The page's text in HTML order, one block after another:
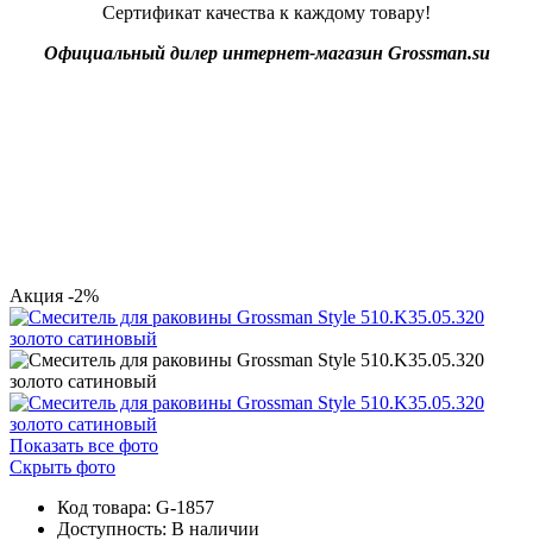
Сертификат качества к каждому товару!
Официальный дилер интернет-магазин Grossman.su
Акция -2%
Показать все фото
Скрыть фото
Код товара: G-1857
Доступность: В наличии